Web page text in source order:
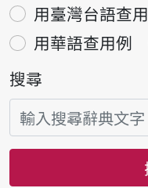
用臺灣台語查
用華語查用例
搜尋